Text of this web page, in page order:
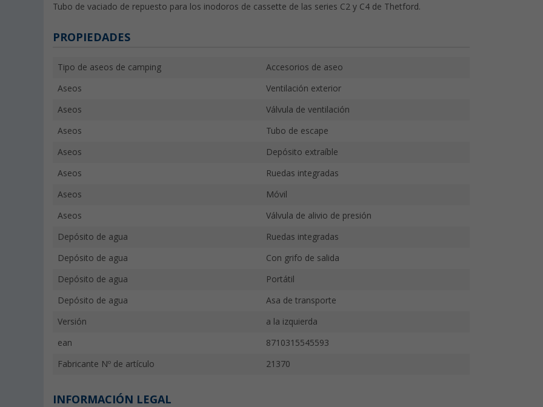
Tubo de vaciado de repuesto para los inodoros de cassette de las series C2 y C4 de Thetford.
PROPIEDADES
Tipo de aseos de camping Accesorios de aseo
Aseos Ventilación exterior
Aseos Válvula de ventilación
Aseos Tubo de escape
Aseos Depósito extraíble
Aseos Ruedas integradas
Aseos Móvil
Aseos Válvula de alivio de presión
Depósito de agua Ruedas integradas
Depósito de agua Con grifo de salida
Depósito de agua Portátil
Depósito de agua Asa de transporte
Versión a la izquierda
ean 8710315545593
Fabricante Nº de artículo 21370
INFORMACIÓN LEGAL